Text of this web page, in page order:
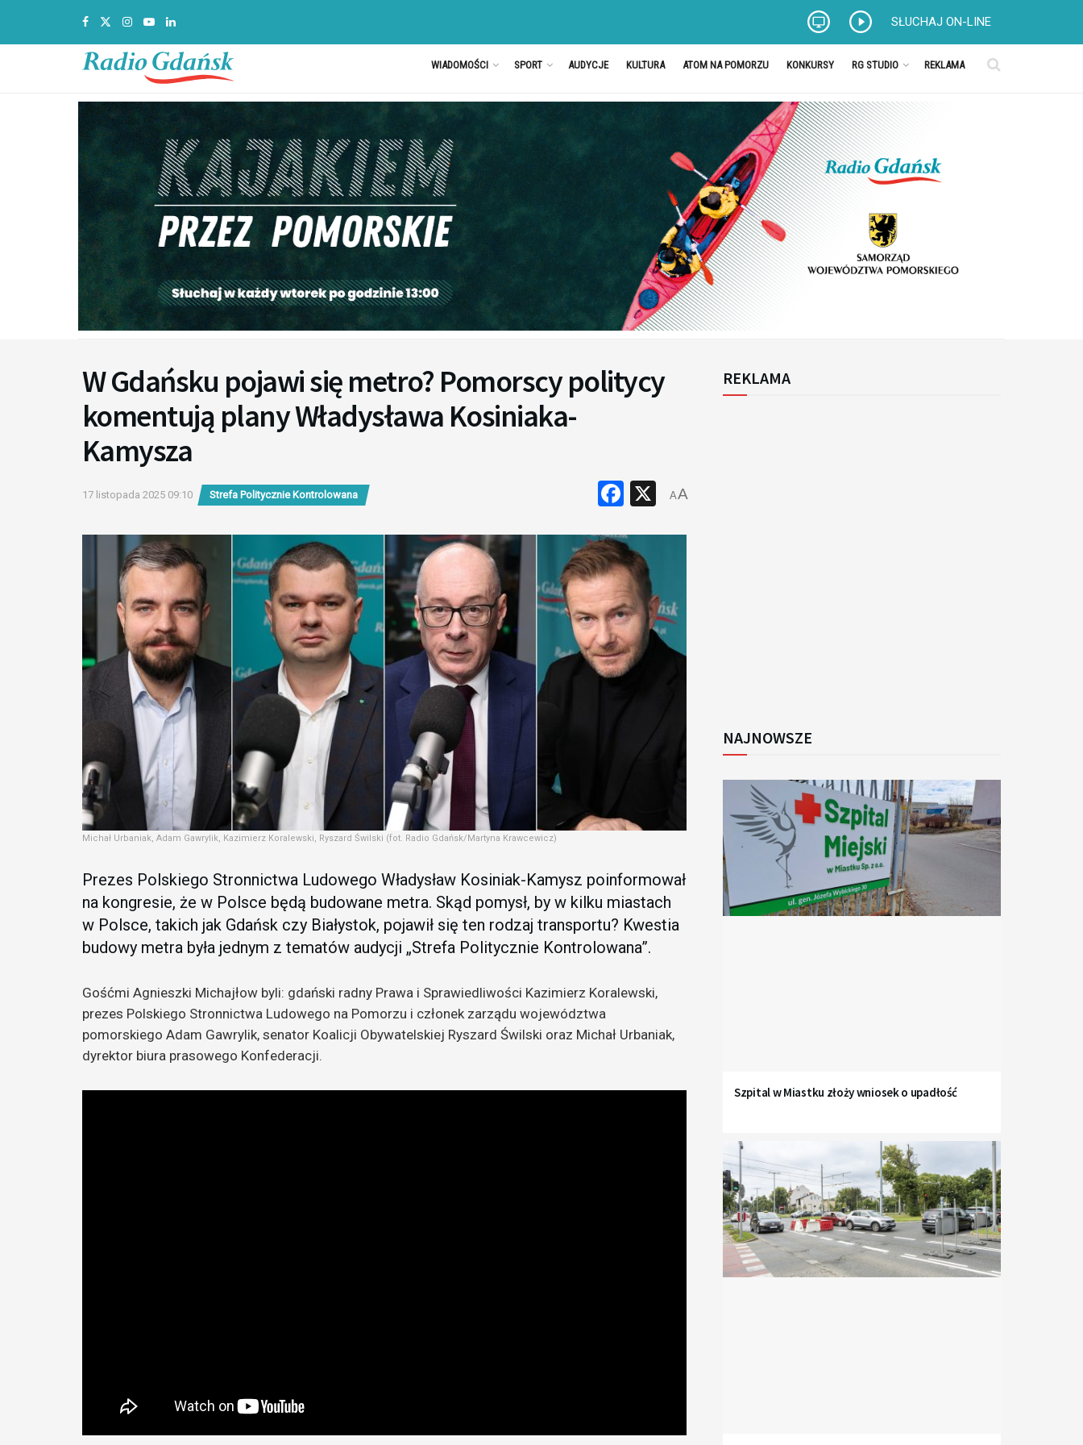
SŁUCHAJ ON-LINE
WIADOMOŚCI SPORT AUDYCJE KULTURA ATOM NA POMORZU KONKURSY RG STUDIO REKLAMA
W Gdańsku pojawi się metro? Pomorscy politycy
komentują plany Władysława Kosiniaka-
Kamysza
17 listopada 2025 09:10 Strefa Politycznie Kontrolowana Facebook
X
AA
Michał Urbaniak, Adam Gawrylik, Kazimierz Koralewski, Ryszard Świlski (fot. Radio Gdańsk/Martyna Krawcewicz)
Prezes Polskiego Stronnictwa Ludowego Władysław Kosiniak-Kamysz poinformował
na kongresie, że w Polsce będą budowane metra. Skąd pomysł, by w kilku miastach
w Polsce, takich jak Gdańsk czy Białystok, pojawił się ten rodzaj transportu? Kwestia
budowy metra była jednym z tematów audycji „Strefa Politycznie Kontrolowana”.
Gośćmi Agnieszki Michajłow byli: gdański radny Prawa i Sprawiedliwości Kazimierz Koralewski,
prezes Polskiego Stronnictwa Ludowego na Pomorzu i członek zarządu województwa
pomorskiego Adam Gawrylik, senator Koalicji Obywatelskiej Ryszard Świlski oraz Michał Urbaniak,
dyrektor biura prasowego Konfederacji.
REKLAMA
NAJNOWSZE
Szpital w Miastku złoży wniosek o upadłość